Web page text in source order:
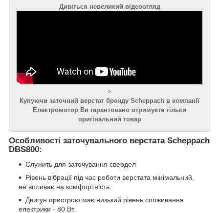
Дивіться невеликий відеоогляд
>
Купуючи заточний верстат бренду Scheppach в компанії
Електромотор Ви гарантовано отримуєте тільки
оригінальний товар
Особливості заточувального верстата Scheppach
DBS800:
Служить для заточування свердел
Рівень вібрації під час роботи верстата мінімальний,
не впливає на комфортність.
Двигун пристрою має низький рівень споживання
електрики - 80 Вт.